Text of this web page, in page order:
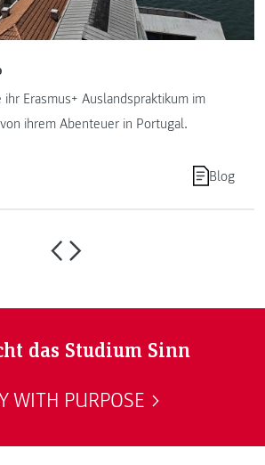
Erasmus+ Auslandspraktikum im
ihrem Abenteuer in Portugal.
Blog
das Studium Sinn
WITH PURPOSE